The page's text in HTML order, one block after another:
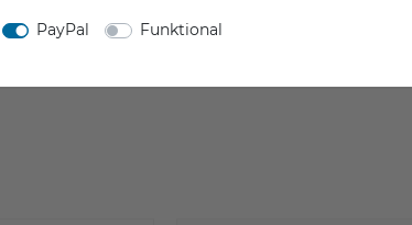
PayPal
Funktional